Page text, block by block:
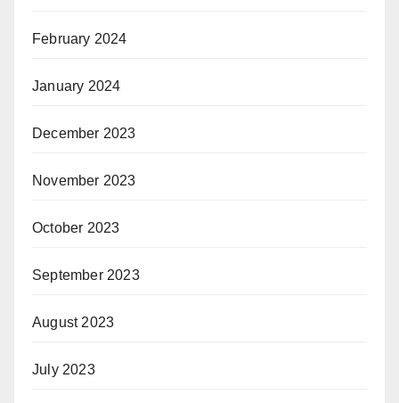
February 2024
January 2024
December 2023
November 2023
October 2023
September 2023
August 2023
July 2023